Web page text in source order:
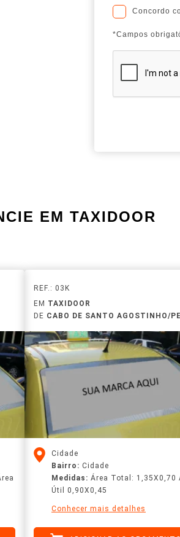
Concordo
*Campos
EM TAXIDOOR
REF.: 03K
EM TAXIDOOR
DE CABO DE SANTO AGOSTINHO/PE
Cidade
Bairro: Cidade
Medidas: Área Total: 1,35X0,70
Útil 0,90X0,45
Conhecer mais detalhes